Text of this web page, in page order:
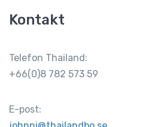
Kontakt
Telefon Thailand:
+66(0)8 782 573 59
E-post: